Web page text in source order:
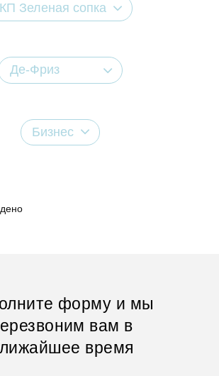
КП Зеленая сопка
Де-Фриз
Бизнес
форму и мы
вам в
время